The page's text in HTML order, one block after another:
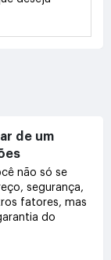
de um
não só se
segurança,
fatores, mas
do